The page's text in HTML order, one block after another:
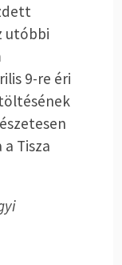
utóbbi
9-re éri
Tisza